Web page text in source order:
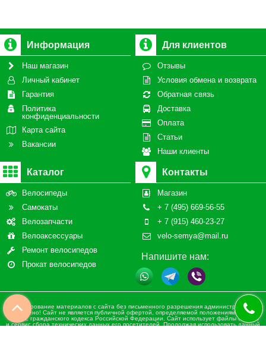
Информация
Наш магазин
Личный кабинет
Гарантия
Политика
конфиденциальности
Карта сайта
Вакансии
Для клиентов
Отзывы
Условия обмена и возврата
Обратная связь
Доставка
Оплата
Статьи
Наши клиенты
Каталог
Велосипеды
Самокаты
Велозапчасти
Велоаксессуары
Ремонт велосипедов
Прокат велосипедов
Контакты
Магазин
+ 7 (495) 669-56-55
+ 7 (915) 460-23-27
velo-semya@mail.ru
Напишите нам:
Копирование материалов с сайта без письменного разрешения администрации
запрещено! Сайт не является публичной офертой, определяемой положениями статьи
437 ч.2 гражданского кодекса Российской Федерации. Сайт использует файлы cookies
и сервис сбора технических данных его посетителей. Продолжая использовать данный